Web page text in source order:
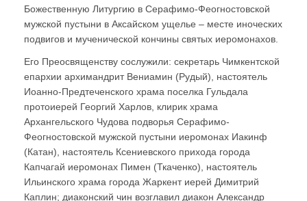
Божественную Литургию в Серафимо-Феогностовской
мужской пустыни в Аксайском ущелье – месте иноческих
подвигов и мученической кончины святых иеромонахов.
Его Преосвященству сослужили: секретарь Чимкентской
епархии архимандрит Вениамин (Рудый), настоятель
Иоанно-Предтеченского храма поселка Гульдала
протоиерей Георгий Харлов, клирик храма
Архангельского Чудова подворья Серафимо-
Феогностовской мужской пустыни иеромонах Иакинф
(Катан), настоятель Ксениевского прихода города
Капчагай иеромонах Пимен (Ткаченко), настоятель
Ильинского храма города Жаркент иерей Димитрий
Каплин; диаконский чин возглавил диакон Александр